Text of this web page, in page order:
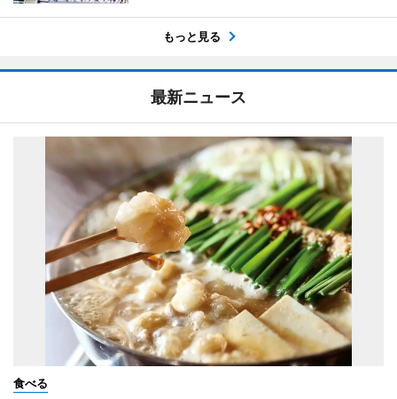
もっと見る
最新ニュース
食べる